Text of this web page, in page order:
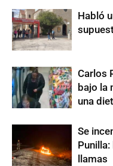
Habló
Carlos
bajo la
una
Se
llamas